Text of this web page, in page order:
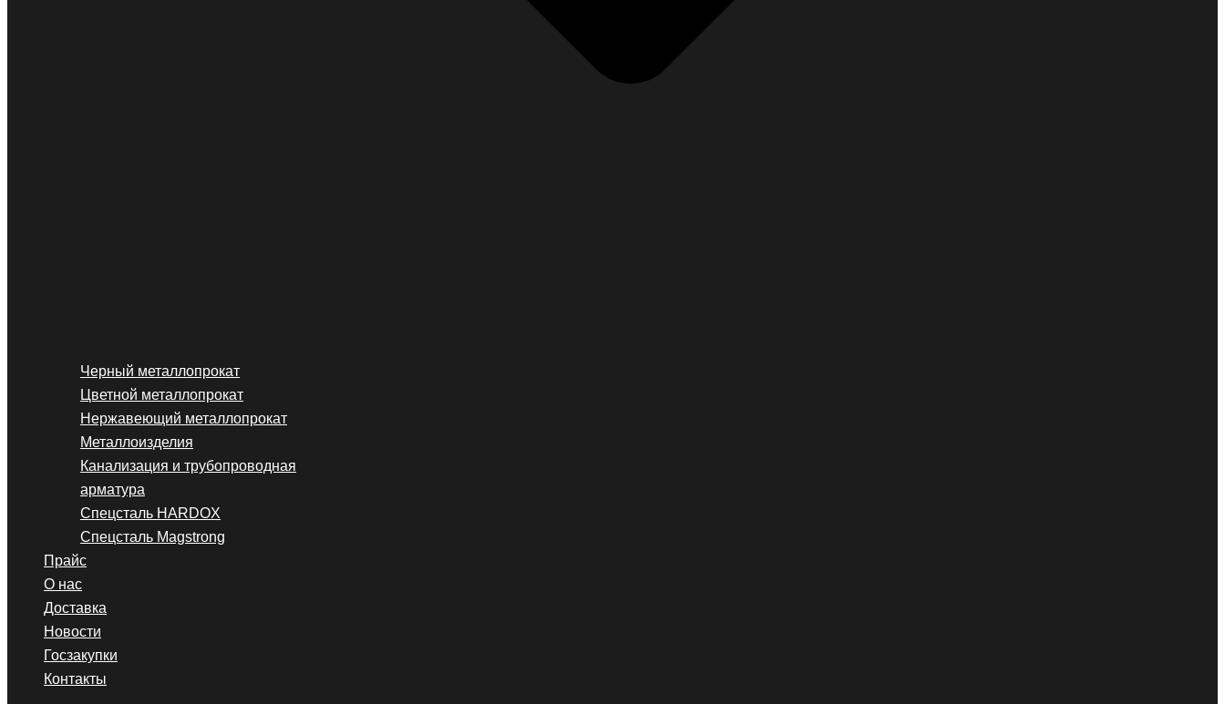
Черный металлопрокат
Цветной металлопрокат
Нержавеющий металлопрокат
Металлоизделия
Канализация и трубопроводная
арматура
Спецсталь HARDOX
Спецсталь Magstrong
Прайс
О нас
Доставка
Новости
Госзакупки
Контакты